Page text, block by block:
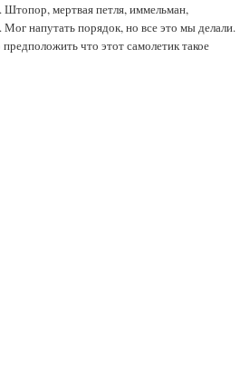
мертвая петля, иммельман,
Мог напутать порядок, но все это мы делали.
что этот самолетик такое